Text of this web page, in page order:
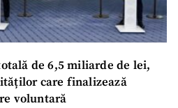
de 6,5 miliarde de lei,
care finalizează
voluntară